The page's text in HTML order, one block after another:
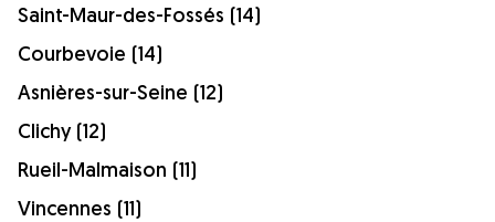
Saint-Maur-des-Fossés (14)
Courbevoie (14)
Asnières-sur-Seine (12)
Clichy (12)
Rueil-Malmaison (11)
Vincennes (11)